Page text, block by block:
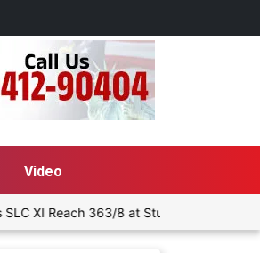
Video
363/8 at Stumps Delhi-NCR